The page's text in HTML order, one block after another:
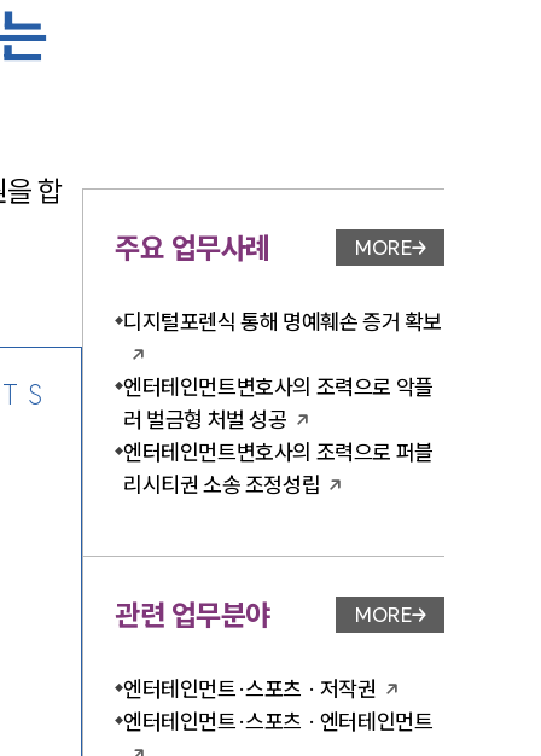
합
주요 업무사례 업무사례 페이지 이
MORE
디지털포렌식 통해 명예훼손 증거 확보
엔터테인먼트변호사의 조력으로 악플
러 벌금형 처벌 성공
엔터테인먼트변호사의 조력으로 퍼블
리시티권 소송 조정성립
관련 업무분야 업무분야 페이지 이
MORE
엔터테인먼트·스포츠 · 저작권
엔터테인먼트·스포츠 · 엔터테인먼트